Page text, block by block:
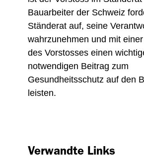
Bauarbeiter der Schweiz
Ständerat auf, seine
wahrzunehmen und mit
des Vorstosses einen
notwendigen Beitrag zum
Gesundheitsschutz auf den
leisten.
Verwandte Links